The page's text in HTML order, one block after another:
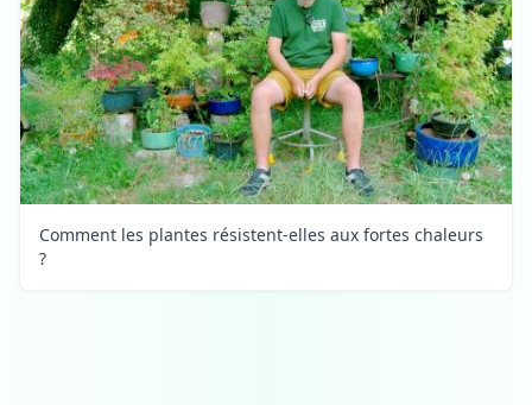
Comment les plantes résistent-elles aux fortes chaleurs
?